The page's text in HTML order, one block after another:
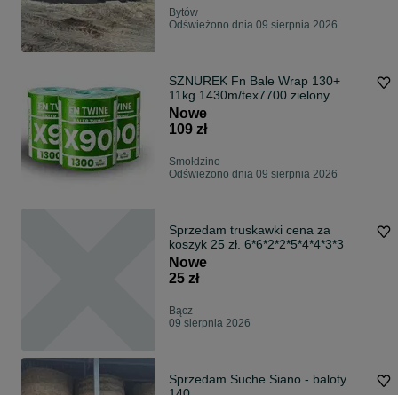
Bytów
Odświeżono dnia 09 sierpnia 2026
SZNUREK Fn Bale Wrap 130+
11kg 1430m/tex7700 zielony
Nowe
109 zł
Smołdzino
Odświeżono dnia 09 sierpnia 2026
Sprzedam truskawki cena za
koszyk 25 zł. 6*6*2*2*5*4*4*3*3
Nowe
25 zł
Bącz
09 sierpnia 2026
Sprzedam Suche Siano - baloty